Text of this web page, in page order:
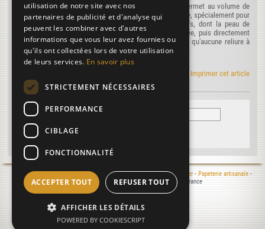
Certains relieurs prétendent que cette dernière reliure permet au volume de
s'ouvrir avec plus de facilité ; c'est une erreur. On fabrique, spécialement pour
les ouvrages de liturgie, des reliures cousues sur nerfs, dont la peau de
maroquin ou dechagrin , convenablement parée et grattée, puis directement
collée sur les cahiers, laisse au dos une souplesse telle qu'aucune reliure à
dos brisé ne pourrait l'atteindre.
Imprimer cet article
Mentions légales- © 2000-2026 Le Moulin du Verger -Moulin à papier- Papeterie artisanale-
Atelier de reliure - 16400 Puymoyen - Charente - France
Réalisation :
, 2025
utilisation de notre site avec nos
partenaires de publicité et d'analyse qui
peuvent les combiner avec d'autres
informations que vous leur avez fournies ou
qu'ils ont collectées lors de votre utilisation
de leurs services. En savoir plus
STRICTEMENT NÉCESSAIRES
PERFORMANCE
CIBLAGE
FONCTIONNALITÉ
ACCEPTER TOUT REFUSER TOUT
AFFICHER LES DÉTAILS
POWERED BY COOKIESCRIPT